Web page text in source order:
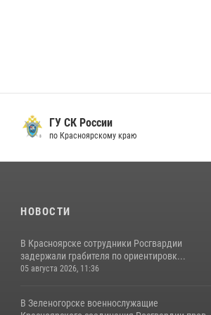
ГУ СК России
по Красноярскому краю
НОВОСТИ
В Красноярске сотрудники Росгвардии
задержали грабителя по ориентировк...
05 августа 2026, 11:36
В Зеленогорске военнослужащие